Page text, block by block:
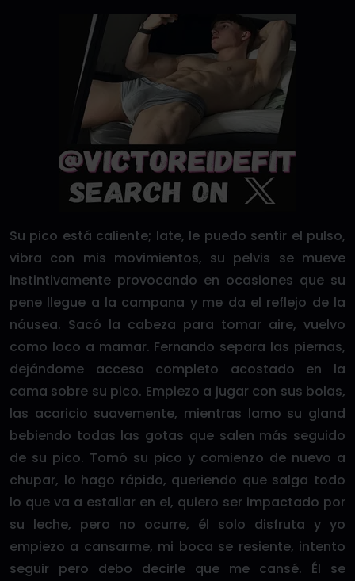
Su pico está caliente; late, le puedo sentir el pulso,
vibra con mis movimientos, su pelvis se mueve
instintivamente provocando en ocasiones que su
pene llegue a la campana y me da el reflejo de la
náusea. Sacó la cabeza para tomar aire, vuelvo
como loco a mamar. Fernando separa las piernas,
dejándome acceso completo acostado en la
cama sobre su pico. Empiezo a jugar con sus bolas,
las acaricio suavemente, mientras lamo su gland
bebiendo todas las gotas que salen más seguido
de su pico. Tomó su pico y comienzo de nuevo a
chupar, lo hago rápido, queriendo que salga todo
lo que va a estallar en el, quiero ser impactado por
su leche, pero no ocurre, él solo disfruta y yo
empiezo a cansarme, mi boca se resiente, intento
seguir pero debo decirle que me cansé. Él se